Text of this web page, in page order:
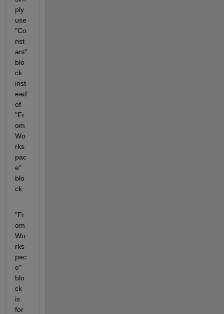
ply
use
"Co
nst
ant"
blo
ck
inst
ead
of
"Fr
om
Wo
rks
pac
e"
blo
ck.
"Fr
om
Wo
rks
pac
e"
blo
ck
is
for